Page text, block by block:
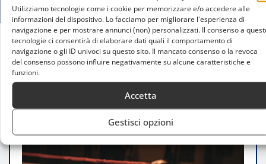
Utilizziamo tecnologie come i cookie per memorizzare e/o accedere alle
informazioni del dispositivo. Lo facciamo per migliorare l'esperienza di
navigazione e per mostrare annunci (non) personalizzati. Il consenso a
tecnologie ci consentirà di elaborare dati quali il comportamento di
navigazione o gli ID univoci su questo sito. Il mancato consenso o la revoca
del consenso possono influire negativamente su alcune caratteristiche e
funzioni.
Accetta
Gestisci opzioni
Home
Lorenzo Berlusconi: Trionfo e Innovazione nel
Pugilato